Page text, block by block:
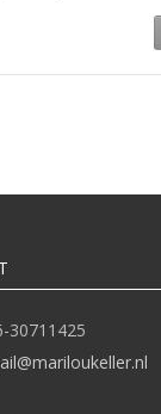
30711425